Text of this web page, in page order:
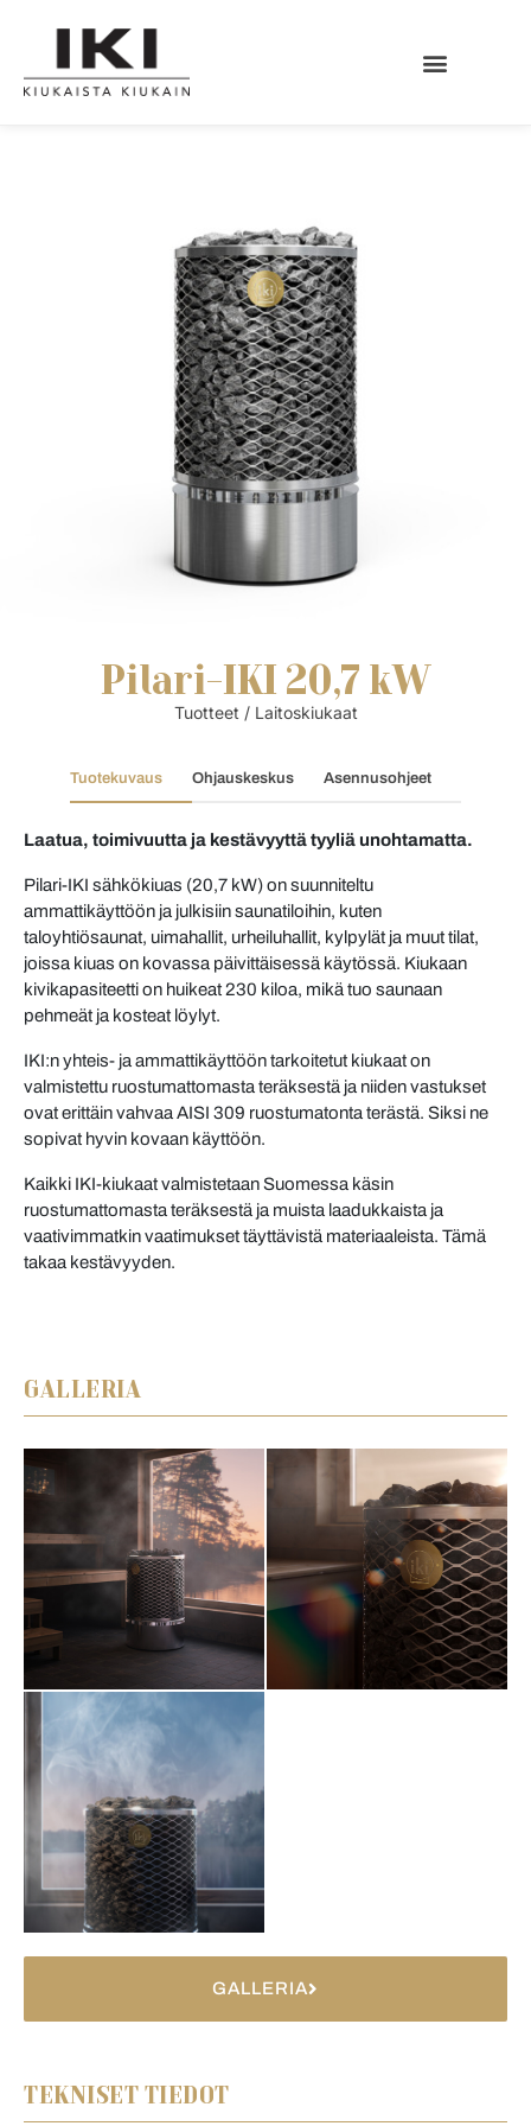
Pilari-IKI 20,7 kW
Tuotteet / Laitoskiukaat
Tuotekuvaus Ohjauskeskus Asennusohjeet
Laatua, toimivuutta ja kestävyyttä tyyliä unohtamatta.
Pilari-IKI sähkökiuas (20,7 kW) on suunniteltu
ammattikäyttöön ja julkisiin saunatiloihin, kuten
taloyhtiösaunat, uimahallit, urheiluhallit, kylpylät ja muut tilat,
joissa kiuas on kovassa päivittäisessä käytössä. Kiukaan
kivikapasiteetti on huikeat 230 kiloa, mikä tuo saunaan
pehmeät ja kosteat löylyt.
IKI:n yhteis- ja ammattikäyttöön tarkoitetut kiukaat on
valmistettu ruostumattomasta teräksestä ja niiden vastukset
ovat erittäin vahvaa AISI 309 ruostumatonta terästä. Siksi ne
sopivat hyvin kovaan käyttöön.
Kaikki IKI-kiukaat valmistetaan Suomessa käsin
ruostumattomasta teräksestä ja muista laadukkaista ja
vaativimmatkin vaatimukset täyttävistä materiaaleista. Tämä
takaa kestävyyden.
GALLERIA
GALLERIA
TEKNISET TIEDOT